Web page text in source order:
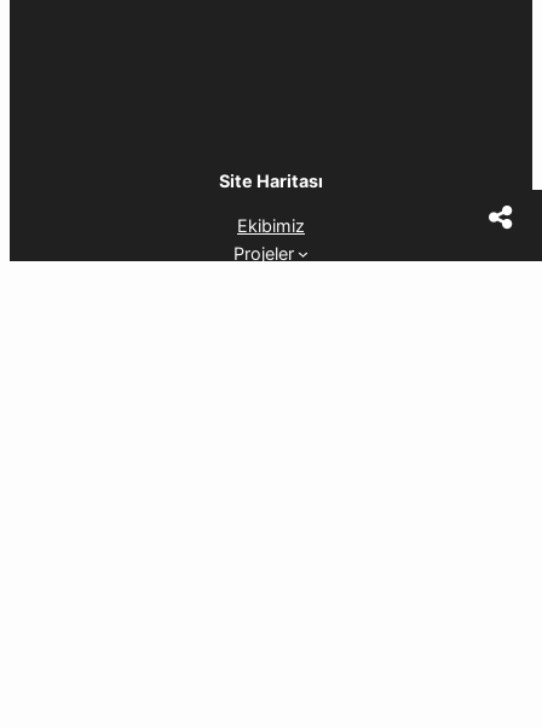
Site Haritası
Ekibimiz
Projeler